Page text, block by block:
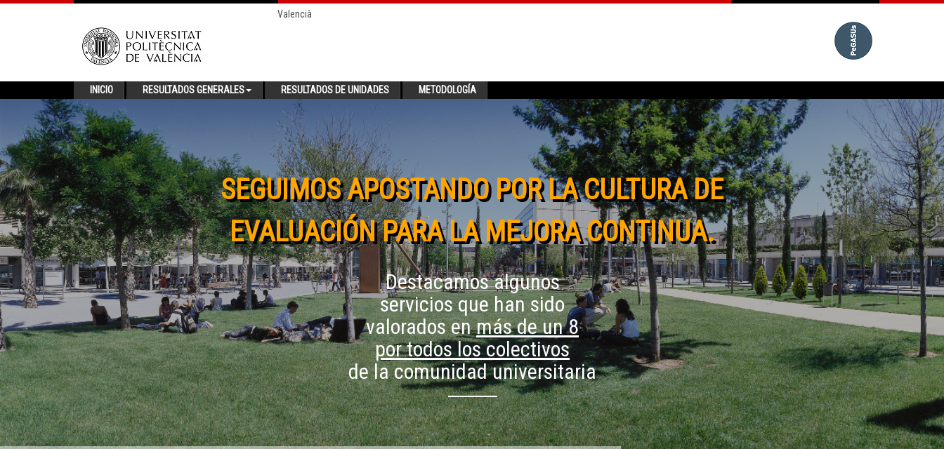
Valencià
INICIO RESULTADOS GENERALES RESULTADOS DE UNIDADES METODOLOGÍA
SEGUIMOS APOSTANDO POR LA CULTURA DE
EVALUACIÓN PARA LA MEJORA CONTINUA.
Destacamos algunos
servicios que han sido
valorados enmás de un 8
por todos los colectivos
de la comunidad universitaria